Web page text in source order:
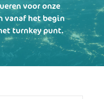
voor onze
vanaf het begin
turnkey punt.